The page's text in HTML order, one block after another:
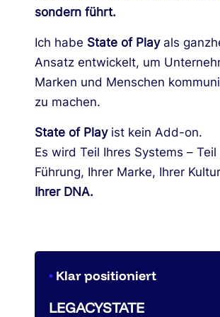
sondern führt.
Ich habe State of Playals
Ansatz entwickelt, um
Marken und Menschen
zu machen.
State of Playist kein Add-on.
Es wird Teil Ihres Systems – Teil
Führung, Ihrer Marke, Ihrer
Ihrer DNA.
• Klar positioniert
LEGACYSTATE